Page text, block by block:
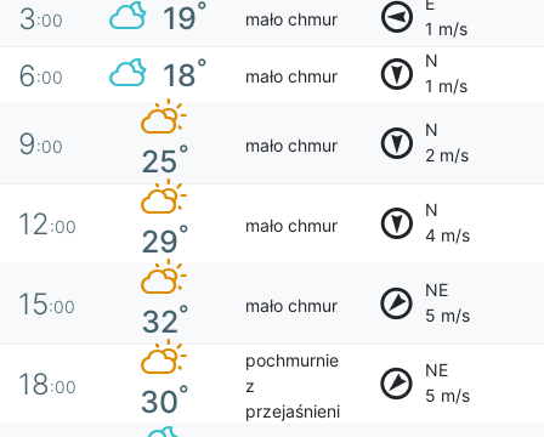
3:00 19° mało chmur
1 m/s
6:00 18° mało chmur
N
1 m/s
9:00 25° mało chmur
N
2 m/s
12:00 29° mało chmur
N
4 m/s
15:00 32° mało chmur
NE
5 m/s
18:00 30°
pochmurnie
z
przejaśnieni
NE
5 m/s